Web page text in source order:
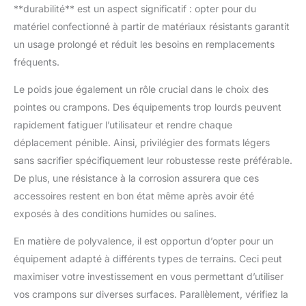
une clé pratique de 5 × 6,4 cm, conçue spécialement pour un
vissage et dévissage efficaces, même lors de vos
déplacements ou juste avant la compétition.
**durabilité** est un aspect significatif : opter pour du
matériel confectionné à partir de matériaux résistants garantit
un usage prolongé et réduit les besoins en remplacements
fréquents.
Le poids joue également un rôle crucial dans le choix des
pointes ou crampons. Des équipements trop lourds peuvent
rapidement fatiguer l’utilisateur et rendre chaque
déplacement pénible. Ainsi, privilégier des formats légers
sans sacrifier spécifiquement leur robustesse reste préférable.
De plus, une résistance à la corrosion assurera que ces
accessoires restent en bon état même après avoir été
exposés à des conditions humides ou salines.
En matière de polyvalence, il est opportun d’opter pour un
équipement adapté à différents types de terrains. Ceci peut
maximiser votre investissement en vous permettant d’utiliser
vos crampons sur diverses surfaces. Parallèlement, vérifiez la